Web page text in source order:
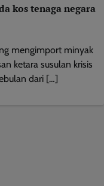
kos tenaga negara
mengimport minyak
ketara susulan krisis
dari […]